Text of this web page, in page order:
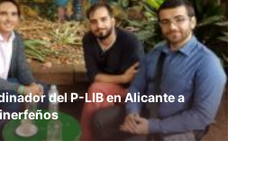
del P-LIB en Alicante a